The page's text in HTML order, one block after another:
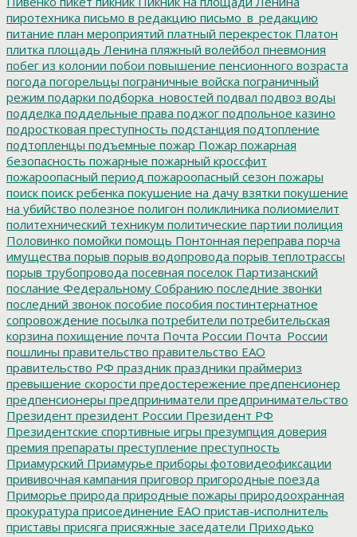
пиротехника письмо в редакцию письмо_в_редакцию
питание план мероприятий платный перекресток Платон
плитка площадь Ленина пляжный волейбол пневмония
побег из колонии побои повышение пенсионного возраста
погода погорельцы пограничные войска пограничный
режим подарки подборка_новостей подвал подвоз воды
подделка поддельные права поджог подпольное казино
подростковая преступность подстанция подтопление
подтопленцы подъемные пожар Пожар пожарная
безопасность пожарные пожарный кроссфит
пожароопасный период пожароопасный сезон пожары
поиск поиск ребенка покушение на дачу взятки покушение
на убийство полезное полигон поликлиника полиомиелит
политехнический техникум политические партии полиция
Половинко помойки помощь Понтонная переправа порча
имущества порыв порыв водопровода порыв теплотрассы
порыв трубопровода посевная поселок Партизанский
послание Федеральному Собранию последние звонки
последний звонок пособие пособия постинтернатное
сопровождение посылка потребители потребительская
корзина похищение почта Почта России Почта_России
пошлины правительство правительство ЕАО
правительство РФ праздник праздники праймериз
превышение скорости предостережение предпенсионер
предпенсионеры предприниматели предпринимательство
Президент президент России Президент РФ
Президентские спортивные игры презумпция доверия
премия препараты преступление преступность
Приамурский Приамурье приборы фотовидеофиксации
прививочная кампания приговор пригородные поезда
Приморье природа природные пожары природоохранная
прокуратура присоединение ЕАО пристав-исполнитель
приставы присяга присяжные заседатели Приходько